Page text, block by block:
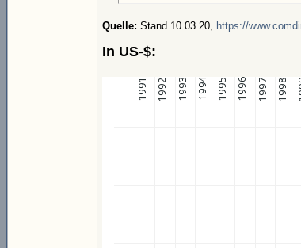
Quelle: Stand 10.03.20, https://
In US-$: